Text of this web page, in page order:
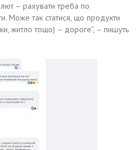
– рахувати треба по
Може так статися, що продукти
житло тощо) – дороге”, – пишуть